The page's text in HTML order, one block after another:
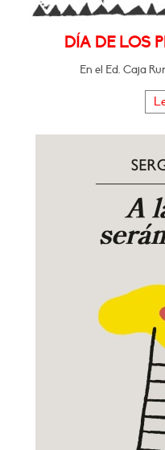
DÍA DE LOS
En el Ed. Caja